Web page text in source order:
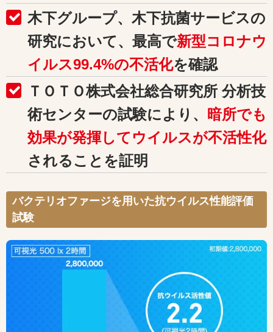
木下グループ、木下抗菌サービスの
研究において、最高で新型コロナウ
イルス99.4%の不活化を確認
ＴＯＴＯ株式会社総合研究所 分析技
術センターの試験により、 暗所でも
効果が発揮してウイルスが不活性化
されることを証明
バクテリオファージを用いた抗ウイルス性能評価
試験